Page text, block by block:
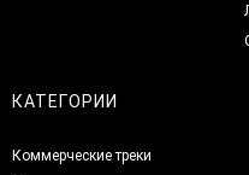
КАТЕГОРИИ
Коммерческие треки